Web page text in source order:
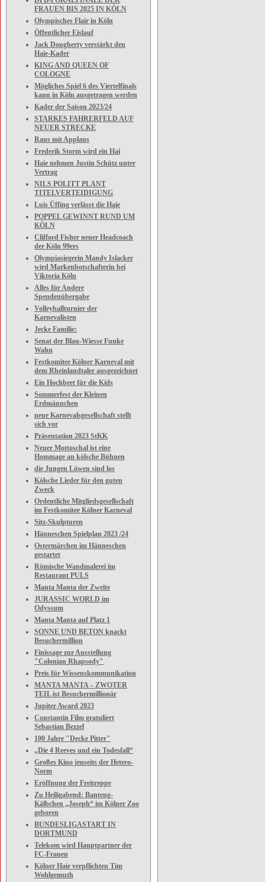
FRAUEN BIS 2025 IN KÖLN
Olympisches Flair in Köln
Öffentlicher Eislauf
Jack Dougherty verstärkt den
Haie-Kader
KING AND QUEEN OF
COLOGNE
Mögliches Spiel 6 des Viertelfinals
kann in Köln ausgetragen werden
Kader der Saison 2023/24
STARKES FAHRERFELD AUF
NEUER STRECKE
Raus mit Applaus
Frederik Storm wird ein Hai
Haie nehmen Justin Schütz unter
Vertrag
NILS POLITT PLANT
TITELVERTEIDIGUNG
Luis Üffing verlässt die Haie
POPPEL GEWINNT RUND UM
KÖLN
Clifford Fisher neuer Headcoach
der Köln 99ers
Olympiasiegerin Mandy Islacker
wird Markenbotschafterin bei
Viktoria Köln
Alles für Andere
Spendenübergabe
Volleyballturnier der
Karnevalisten
Jecke Familie:
Senat der Blau-Wiesse Funke
Wahn
Festkomitee Kölner Karneval mit
dem Rheinlandtaler ausgezeichnet
Ein Hochbeet für die Kids
Sommerfest der Kleinen
Erdmännchen
neue Karnevalsgesellschaft stellt
sich vor
Präsentation 2023 StKK
Neuer Mottoschal ist eine
Hommage an kölsche Bühnen
die Jungen Löwen sind los
Kölsche Lieder für den guten
Zweck
Ordentliche Mitgliedsgesellschaft
im Festkomitee Kölner Karneval
Sitz-Skulpturen
Hänneschen Spielplan 2023 /24
Ostermärchen im Hänneschen
gestartet
Römische Wandmalerei im
Restaurant PULS
Manta Manta der Zweite
JURASSIC WORLD im
Odyssum
Manta Manta auf Platz 1
SONNE UND BETON knackt
Besuchermillion
Finissage zur Ausstellung
"Colonian Rhapsody"
Preis für Wissenskommunikation
MANTA MANTA – ZWOTER
TEIL ist Besuchermillionär
Jupiter Award 2023
Constantin Film gratuliert
Sebastian Bezzel
100 Jahre "Decke Pitter"
„Die 4 Reeves und ein Todesfall“
Großes Kino jenseits der Hetero-
Norm
Eröffnung der Freitreppe
Zu Heiligabend: Banteng-
Kälbchen „Joseph“ im Kölner Zoo
geboren
BUNDESLIGASTART IN
DORTMUND
Telekom wird Hauptpartner der
FC-Frauen
Kölner Haie verpflichten Tim
Wohlgemuth